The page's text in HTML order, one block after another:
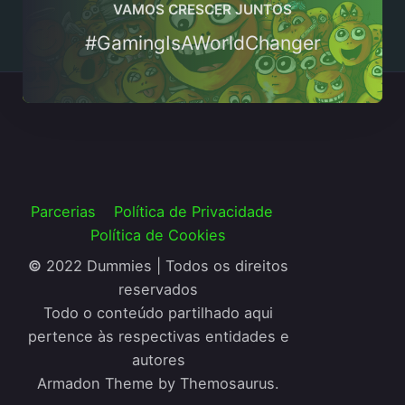
VAMOS CRESCER JUNTOS
#GamingIsAWorldChanger
Parcerias
Política de Privacidade
Política de Cookies
© 2022 Dummies | Todos os direitos
reservados
Todo o conteúdo partilhado aqui
pertence às respectivas entidades e
autores
Armadon Theme by Themosaurus.